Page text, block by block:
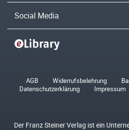
Social Media
AGB Widerrufsbelehrung
Datenschutzerklärung
Impressum
Der Franz Steiner Verlag ist ein